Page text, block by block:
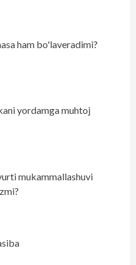
ham bo'laveradimi?
yordamga muhtoj
mukammallashuvi